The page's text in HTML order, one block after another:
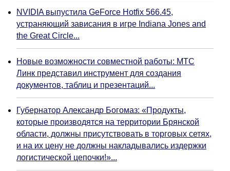
NVIDIA выпустила GeForce Hotfix 566.45,
устраняющий зависания в игре Indiana Jones and
the Great Circle...
Новые возможности совместной работы: МТС
Линк представил инструмент для создания
документов, таблиц и презентаций...
Губернатор Александр Богомаз: «Продукты,
которые производятся на территории Брянской
области, должны присутствовать в торговых сетях,
и на их цену не должны накладывались издержки
логистической цепочки!»...